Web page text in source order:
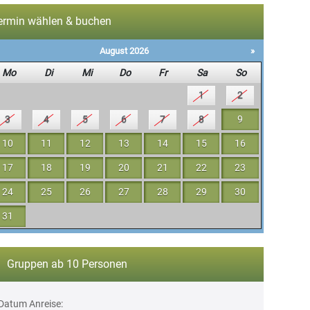
wählen & buchen
August 2026 »
Mo Di Mi Do Fr Sa
So
1
2
3 4 5 6 7 8 9
10 11 12 13 14 15 16
17 18 19 20 21 22 23
24 25 26 27 28 29 30
31
Gruppen ab 10 Personen
Anreise: